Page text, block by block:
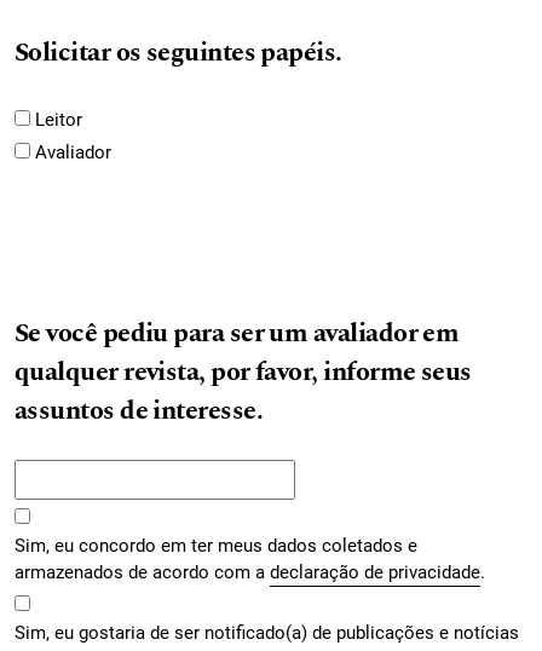
Solicitar os seguintes papéis.
Leitor
Avaliador
Se você pediu para ser um avaliador em
qualquer revista, por favor, informe seus
assuntos de interesse.
Sim, eu concordo em ter meus dados coletados e
armazenados de acordo com a declaração de privacidade.
Sim, eu gostaria de ser notificado(a) de publicações e notícias